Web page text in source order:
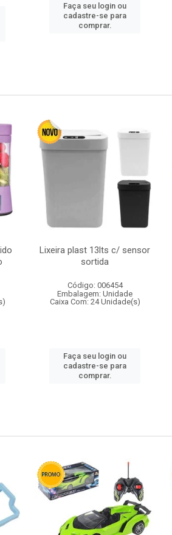
Faça seu login ou
cadastre-se para
comprar.
Lixeira plast 13lts c/ sensor
sortida
Código: 006454
Embalagem: Unidade
Caixa Com: 24 Unidade(s)
Faça seu login ou
cadastre-se para
comprar.